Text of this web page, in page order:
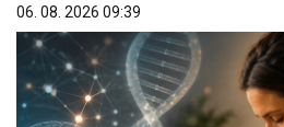
06. 08. 2026 09:39